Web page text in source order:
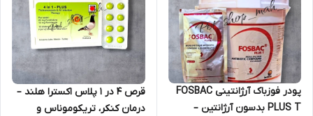
پودر فوزباک آرژانتینی FOSBAC
PLUS T بدسون آرژانتین –
قرص 4 در 1 پلاس اکسترا هلند –
درمان کنکر، تریکوموناس و